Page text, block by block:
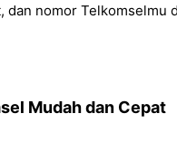
dan nomor Telkomselmu
Mudah dan Cepat